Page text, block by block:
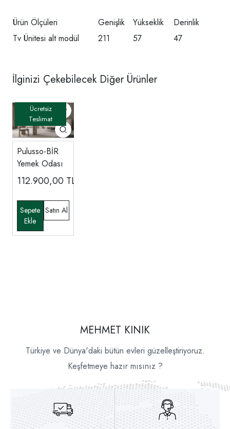
Ürün Ölçüleri Genişlik Yükseklik
Derinlik
Tv Ünitesi alt modül
211 57 47
İlginizi Çekebilecek Diğer Ürünler
Pulusso-BİR
Yemek Odası
112.900,00 TL
MEHMET KINIK
Türkiye ve Dünya'daki bütün evleri güzelleştiriyoruz.
Keşfetmeye hazır mısınız ?